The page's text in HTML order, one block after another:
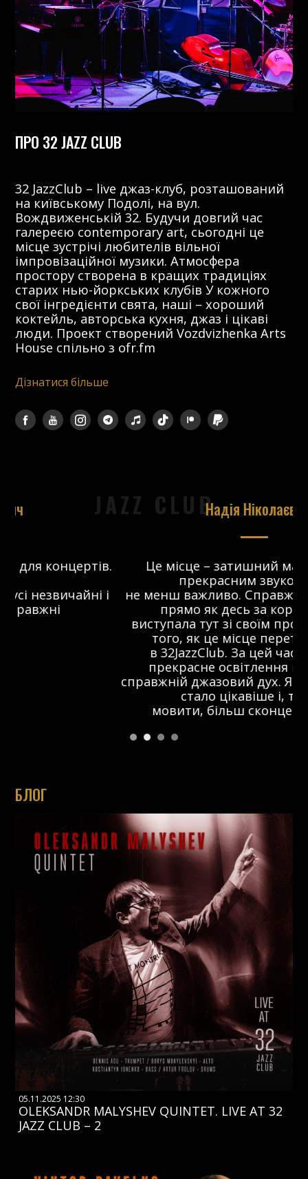
ПРО 32 JAZZ CLUB
32 JazzClub – live джаз-клуб, розташований
на київському Подолі, на вул.
Вождвиженській 32. Будучи довгий час
галереєю contemporary art, сьогодні це
місце зустрічі любителів вільної
імпровізаційної музики. Атмосфера
простору створена в кращих традиціях
старих нью-йоркських клубів У кожного
свої інгредієнти свята, наші – хороший
коктейль, авторська кухня, джаз і цікаві
люди. Проект створений Vozdvizhenka Arts
House спільно з ofr.fm
Дізнатися більше
JAZZ CLUB
Надія Ніколаєва
Це місце – затишний майданчик з
прекрасним звуком, що
не менш важливо. Справжній джаз-клуб,
прямо як десь за кордоном. Я
виступала тут зі своїм проектом ще до
того, як це місце перетворилося
в 32JazzClub. За цей час з’явилося
прекрасне освітлення на сцені та
справжній джазовий дух. Я думаю, що тут
стало цікавіше і, так би
мовити, більш сконцентровано.
БЛОГ
05.11.2025 12:30
OLEKSANDR MALYSHEV QUINTET. LIVE AT 32
JAZZ CLUB – 2